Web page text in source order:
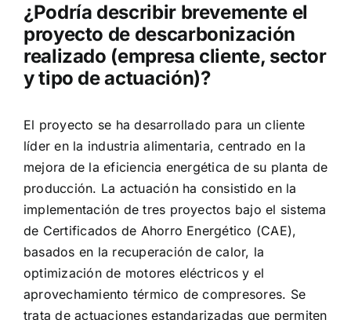
¿Podría describir brevemente el
proyecto de descarbonización
realizado (empresa cliente, sector
y tipo de actuación)?
El proyecto se ha desarrollado para un cliente
líder en la industria alimentaria, centrado en la
mejora de la eficiencia energética de su planta de
producción. La actuación ha consistido en la
implementación de tres proyectos bajo el sistema
de Certificados de Ahorro Energético (CAE),
basados en la recuperación de calor, la
optimización de motores eléctricos y el
aprovechamiento térmico de compresores. Se
trata de actuaciones estandarizadas que permiten